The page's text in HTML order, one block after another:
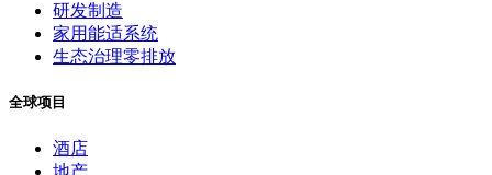
研发制造
家用能适系统
生态治理零排放
全球项目
酒店
地产